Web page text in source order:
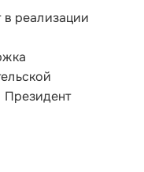
реализации
Президент